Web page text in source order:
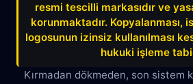
resmi tescilli markasıdır ve
korunmaktadır. Kopyalanması,
logosunun izinsiz kullanılması
hukuki işleme
Kırmadan dökmeden, son sistem